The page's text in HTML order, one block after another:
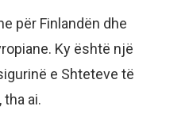
për Finlandën dhe
Ky është një
e Shteteve të
tha ai.